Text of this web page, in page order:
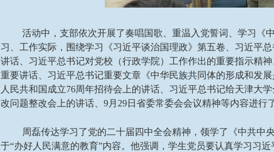
活动中，支部依次开展了奏唱国歌、重温入党誓词、学习《
习、工作实际，围绕学习《习近平谈治国理政》第五卷、习近平
讲话、习近平总书记对党校（行政学院）工作作出的重要指示精
重要讲话、习近平总书记重要文章《中华民族共同体的形成和发
人民共和国成立76周年招待会上的讲话、习近平总书记给天津大
改问题整改会上的讲话、9月29日省委常委会会议精神等内容进行
周磊传达学习了党的二十届四中全会精神，领学了《中共中
于“办好人民满意的教育”内容。他强调，学生党员要认真学习习